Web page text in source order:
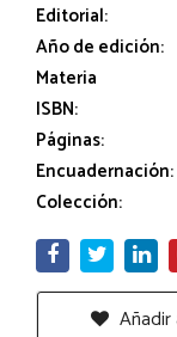
Editorial:
Año de edición:
Materia
ISBN:
Páginas:
Encuadernación:
Colección: